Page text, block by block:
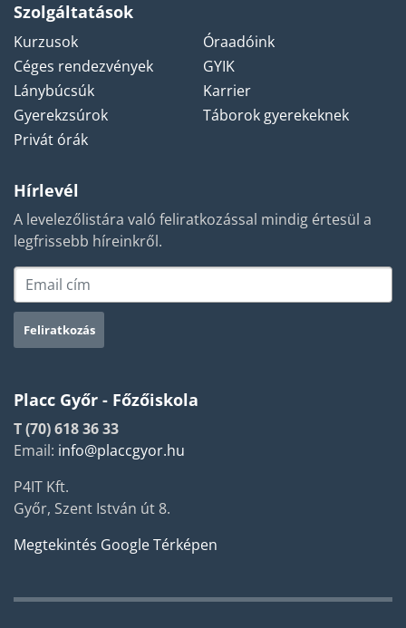
Szolgáltatások
Kurzusok
Óraadóink
Céges rendezvények
GYIK
Lánybúcsúk
Karrier
Gyerekzsúrok
Táborok gyerekeknek
Privát órák
Hírlevél
A levelezőlistára való feliratkozással mindig értesül a
legfrissebb híreinkről.
Placc Győr - Főzőiskola
T (70) 618 36 33
Email: info@placcgyor.hu
P4IT Kft.
Győr, Szent István út 8.
Megtekintés Google Térképen